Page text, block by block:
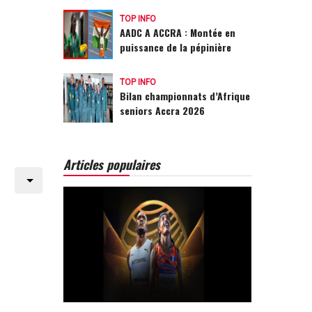
TOP INFO
AADC A ACCRA : Montée en
puissance de la pépinière
TOP INFO
Bilan championnats d’Afrique
seniors Accra 2026
Articles populaires